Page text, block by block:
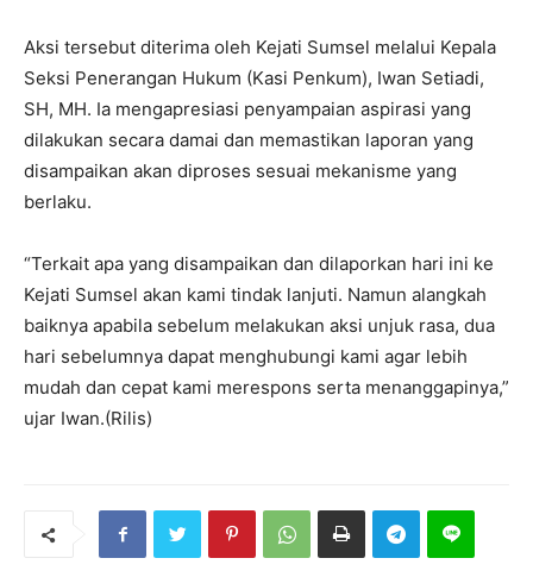
Aksi tersebut diterima oleh Kejati Sumsel melalui Kepala
Seksi Penerangan Hukum (Kasi Penkum), Iwan Setiadi,
SH, MH. Ia mengapresiasi penyampaian aspirasi yang
dilakukan secara damai dan memastikan laporan yang
disampaikan akan diproses sesuai mekanisme yang
berlaku.
“Terkait apa yang disampaikan dan dilaporkan hari ini ke
Kejati Sumsel akan kami tindak lanjuti. Namun alangkah
baiknya apabila sebelum melakukan aksi unjuk rasa, dua
hari sebelumnya dapat menghubungi kami agar lebih
mudah dan cepat kami merespons serta menanggapinya,”
ujar Iwan.(Rilis)